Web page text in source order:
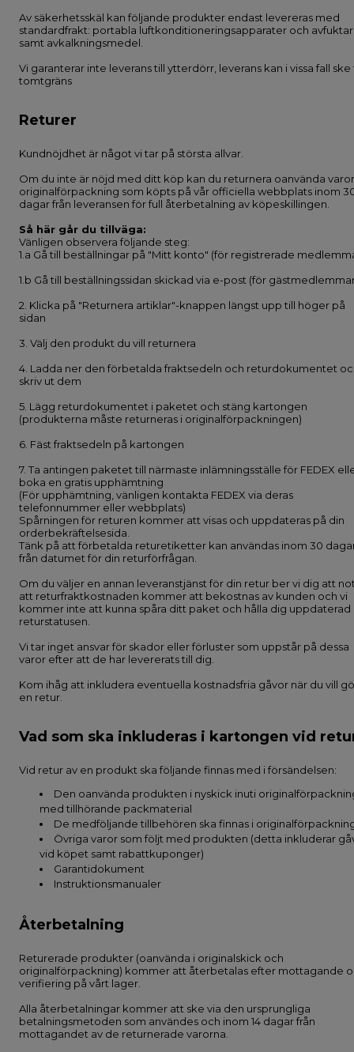
Av säkerhetsskäl kan följande produkter endast levereras med
standardfrakt: portabla luftkonditioneringsapparater och
samt avkalkningsmedel.
Vi garanterar inte leverans till ytterdörr, leverans kan i vissa fall ske
tomtgräns
Returer
Kundnöjdhet är något vi tar på största allvar.
Om du inte är nöjd med ditt köp kan du returnera oanvända
originalförpackning som köpts på vår officiella webbplats inom
dagar från leveransen för full återbetalning av köpeskillingen.
Så här går du tillväga:
Vänligen observera följande steg:
1.a Gå till beställningar på "Mitt konto" (för registrerade
1.b Gå till beställningssidan skickad via e-post (för
2. Klicka på "Returnera artiklar"-knappen längst upp till höger på
sidan
3. Välj den produkt du vill returnera
4. Ladda ner den förbetalda fraktsedeln och returdokumentet
skriv ut dem
5. Lägg returdokumentet i paketet och stäng kartongen
(produkterna måste returneras i originalförpackningen)
6. Fäst fraktsedeln på kartongen
7. Ta antingen paketet till närmaste inlämningsställe för FEDEX
boka en gratis upphämtning
(För upphämtning, vänligen kontakta FEDEX via deras
telefonnummer eller webbplats)
Spårningen för returen kommer att visas och uppdateras på din
orderbekräftelsesida.
Tänk på att förbetalda returetiketter kan användas inom 30
från datumet för din returförfrågan.
Om du väljer en annan leveranstjänst för din retur ber vi dig att
att returfraktkostnaden kommer att bekostnas av kunden och vi
kommer inte att kunna spåra ditt paket och hålla dig uppdaterad
returstatusen.
Vi tar inget ansvar för skador eller förluster som uppstår på dessa
varor efter att de har levererats till dig.
Kom ihåg att inkludera eventuella kostnadsfria gåvor när du vill
en retur.
Vad som ska inkluderas i kartongen vid
Vid retur av en produkt ska följande finnas med i försändelsen:
Den oanvända produkten i nyskick inuti
med tillhörande packmaterial
De medföljande tillbehören ska finnas i
Övriga varor som följt med produkten (detta inkluderar
vid köpet samt rabattkuponger)
Garantidokument
Instruktionsmanualer
Återbetalning
Returerade produkter (oanvända i originalskick och
originalförpackning) kommer att återbetalas efter mottagande
verifiering på vårt lager.
Alla återbetalningar kommer att ske via den ursprungliga
betalningsmetoden som användes och inom 14 dagar från
mottagandet av de returnerade varorna.